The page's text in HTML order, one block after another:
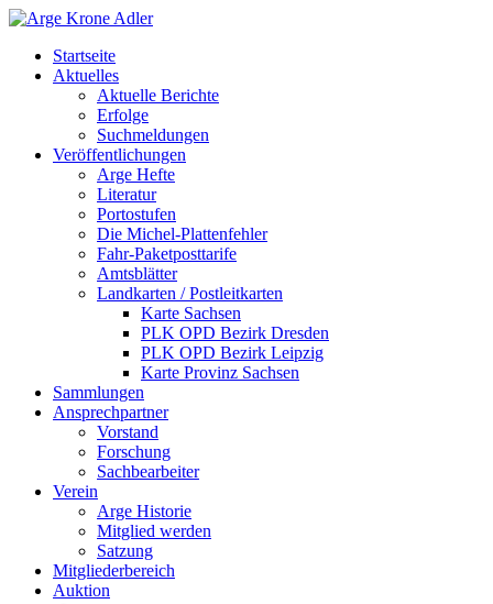
Startseite
Aktuelles
Aktuelle Berichte
Erfolge
Suchmeldungen
Veröffentlichungen
Arge Hefte
Literatur
Portostufen
Die Michel-Plattenfehler
Fahr-Paketposttarife
Amtsblätter
Landkarten / Postleitkarten
Karte Sachsen
PLK OPD Bezirk Dresden
PLK OPD Bezirk Leipzig
Karte Provinz Sachsen
Sammlungen
Ansprechpartner
Vorstand
Forschung
Sachbearbeiter
Verein
Arge Historie
Mitglied werden
Satzung
Mitgliederbereich
Auktion